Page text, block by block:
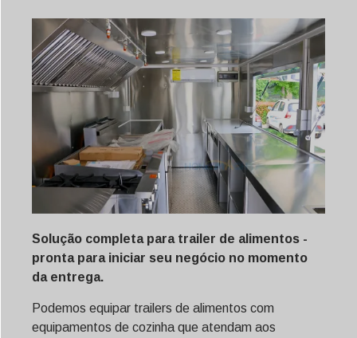
Solução completa para trailer de alimentos -
pronta para iniciar seu negócio no momento
da entrega.
Podemos equipar trailers de alimentos com
equipamentos de cozinha que atendam aos